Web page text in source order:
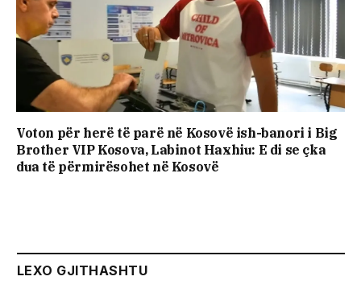
Voton për herë të parë në Kosovë ish-banori i Big
Brother VIP Kosova, Labinot Haxhiu: E di se çka
dua të përmirësohet në Kosovë
LEXO GJITHASHTU